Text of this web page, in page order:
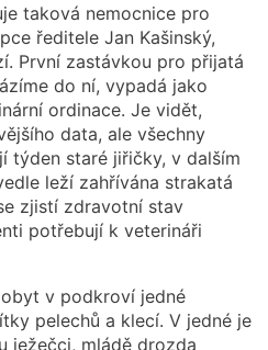
taková nemocnice pro
ředitele Jan Kašinský,
První zastávkou pro přijatá
do ní, vypadá jako
ordinace. Je vidět,
data, ale všechny
týden staré jiřičky, v dalším
leží zahřívána strakatá
zjistí zdravotní stav
potřebují k veterináři
v podkroví jedné
pelechů a klecí. V jedné je
ježečci, mládě drozda